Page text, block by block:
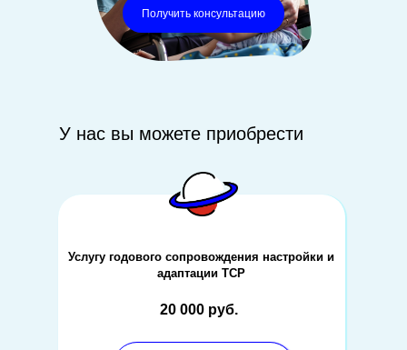
Получить консультацию
У нас вы можете приобрести
Услугу годового сопровождения настройки и
адаптации ТСР
20 000 руб.